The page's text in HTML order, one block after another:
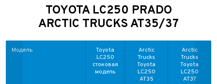
TOYOTA LС250 PRADO
ARCTIC TRUCKS AT35/37
Модель
Toyota
LC250
стоковая
модель
Arctic
Trucks
Toyota
LC250
AT35
Arctic
Trucks
Toyota
LC250
AT37